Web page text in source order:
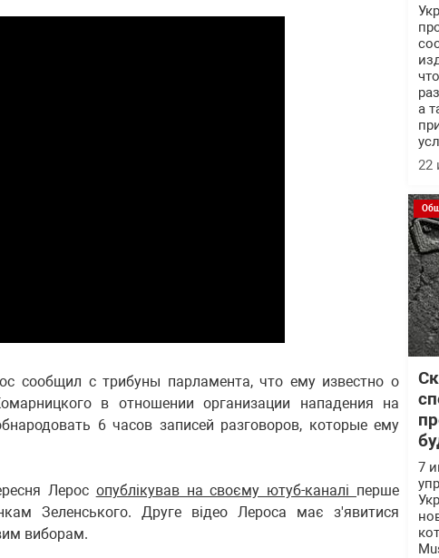
сообщил с трибуны парламента, что ему известно о
в отношении организации нападения на
6 часов записей разговоров, которые ему
Лерос опублікував на своєму ютуб-каналі перше
Зеленського. Друге відео Лероса має з'явитися
виборам.
а
22
7